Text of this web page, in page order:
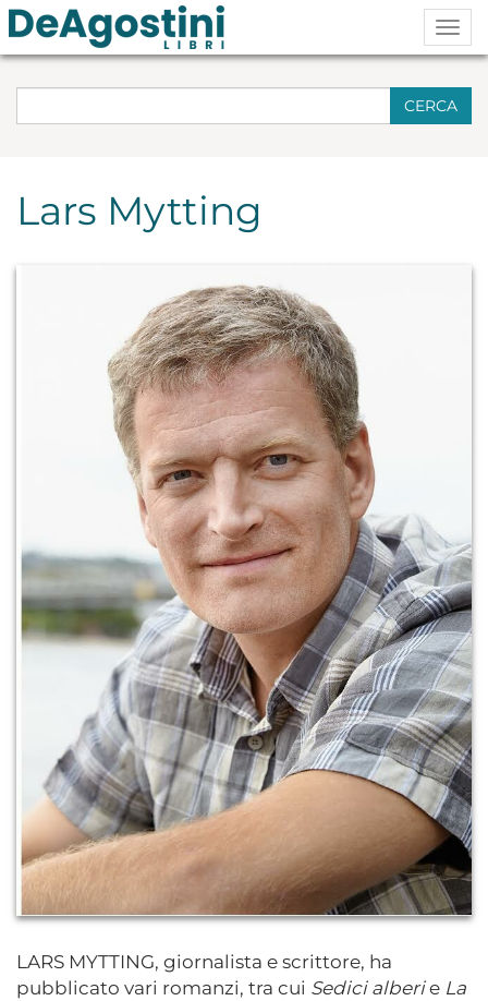
CERCA
Lars Mytting
LARS MYTTING, giornalista e scrittore, ha
pubblicato vari romanzi, tra cui Sedici alberie La